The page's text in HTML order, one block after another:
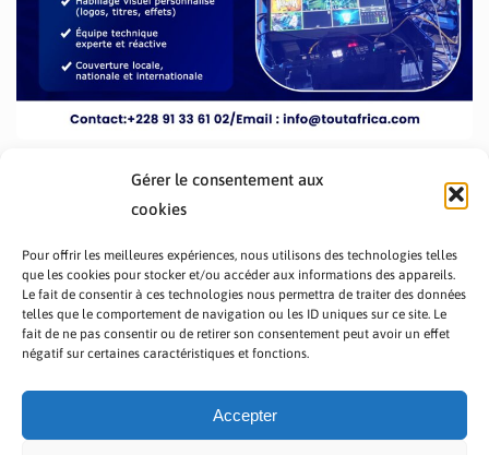
Gérer le consentement aux
cookies
Pour offrir les meilleures expériences, nous utilisons des technologies telles
que les cookies pour stocker et/ou accéder aux informations des appareils.
Le fait de consentir à ces technologies nous permettra de traiter des données
telles que le comportement de navigation ou les ID uniques sur ce site. Le
fait de ne pas consentir ou de retirer son consentement peut avoir un effet
négatif sur certaines caractéristiques et fonctions.
Accepter
PRÉSENTATION TOUTAFRICA
A PROPOS